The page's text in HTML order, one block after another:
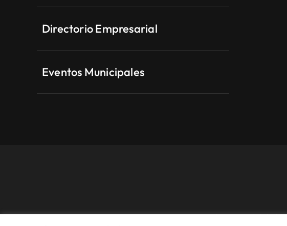
Directorio Empresarial
Eventos Municipales
Aviso Legal Accesibilidad